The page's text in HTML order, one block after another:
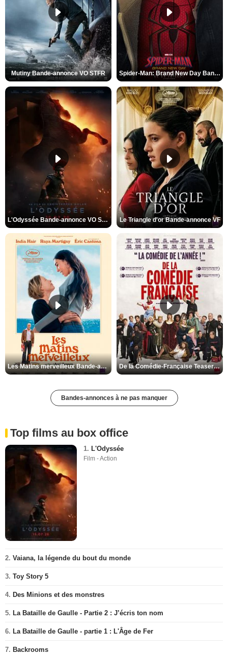
Mutiny Bande-annonce VO STFR Spider-Man: Brand New Day Bande-annonce VO STFR
L'Odyssée Bande-annonce VO STFR Le Triangle d'or Bande-annonce VF
Les Matins merveilleux Bande-annonce VF De la Comédie-Française Teaser VF
Bandes-annonces à ne pas manquer
Top films au box office
1. L'Odyssée
Film - Action
2. Vaiana, la légende du bout du monde
3. Toy Story 5
4. Des Minions et des monstres
5. La Bataille de Gaulle - Partie 2 : J’écris ton nom
6. La Bataille de Gaulle - partie 1 : L'Âge de Fer
7. Backrooms